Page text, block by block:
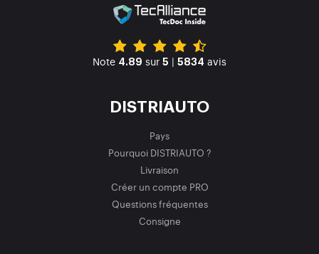
Note 4.89 sur 5 | 5834 avis
DISTRIAUTO
Pays
Pourquoi DISTRIAUTO ?
Livraison
Créer un compte PRO
Questions fréquentes
Consigne